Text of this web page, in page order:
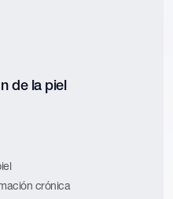
de la piel
crónica